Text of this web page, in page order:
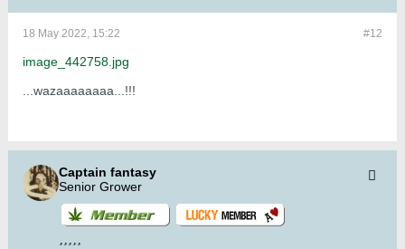
#12
18 May 2022, 15:22
image_442758.jpg
...wazaaaaaaaa...!!!
Captain fantasy
Senior Grower